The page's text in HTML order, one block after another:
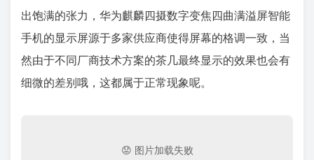
出饱满的张力，华为麒麟四摄数字变焦四曲满溢屏智能
手机的显示屏源于多家供应商使得屏幕的格调一致，当
然由于不同厂商技术方案的茶几最终显示的效果也会有
细微的差别哦，这都属于正常现象呢。